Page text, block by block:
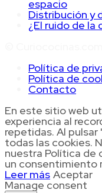
espacio
Distribución y
¿El ruido de la
Política de
Política de
Contacto
En este sitio web
experiencia al
repetidas. Al
todas las cookies.
nuestra Política de
un consentimiento
Leer más Aceptar
Manage consent